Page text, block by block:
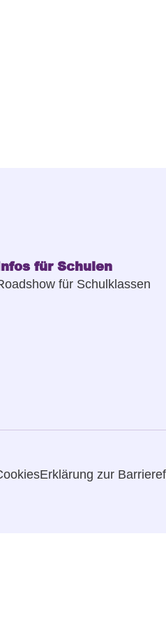
für Schulen
für Schulklassen
Erklärung zur